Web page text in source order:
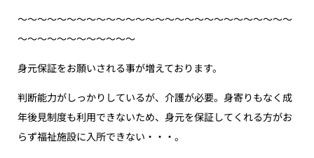
〜〜〜〜〜〜〜〜〜〜〜〜〜〜〜〜〜〜〜〜〜〜〜〜〜〜〜〜
〜〜〜〜〜〜〜〜〜〜〜〜
身元保証をお願いされる事が増えております。
判断能力がしっかりしているが、介護が必要。身寄りもなく成
年後見制度も利用できないため、身元を保証してくれる方がお
らず福祉施設に入所できない・・・。